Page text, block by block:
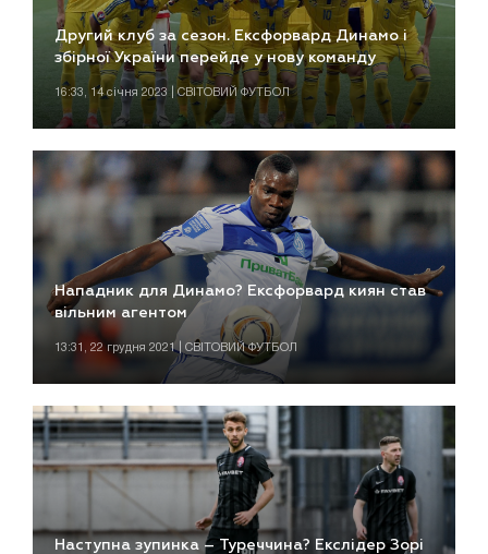
Другий клуб за сезон. Ексфорвард Динамо і
збірної України перейде у нову команду
16:33, 14 січня 2023 | СВІТОВИЙ ФУТБОЛ
Нападник для Динамо? Ексфорвард киян став
вільним агентом
13:31, 22 грудня 2021 | СВІТОВИЙ ФУТБОЛ
Наступна зупинка – Туреччина? Екслідер Зорі